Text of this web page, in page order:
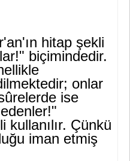
hitap şekli
bi­çimindedir.
onlar
ise
kullanılır. Çünkü
iman etmiş